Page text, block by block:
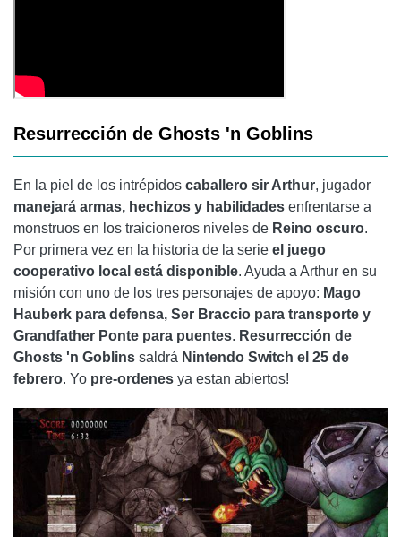
Resurrección de Ghosts 'n Goblins
En la piel de los intrépidos caballero sir Arthur, jugador
manejará armas, hechizos y habilidades enfrentarse a
monstruos en los traicioneros niveles de Reino oscuro.
Por primera vez en la historia de la serie el juego
cooperativo local está disponible. Ayuda a Arthur en su
misión con uno de los tres personajes de apoyo: Mago
Hauberk para defensa, Ser Braccio para transporte y
Grandfather Ponte para puentes. Resurrección de
Ghosts 'n Goblins saldrá Nintendo Switch el 25 de
febrero. Yo pre-ordenes ya estan abiertos!